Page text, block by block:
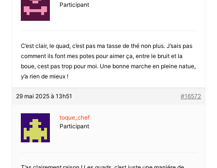
Participant
C’est clair, le quad, c’est pas ma tasse de thé non plus. J’sais pas
comment ils font mes potes pour aimer ça, entre le bruit et la
boue, cest pas trop pour moi. Une bonne marche en pleine natue,
y’a rien de mieux !
29 mai 2025 à 13h51 #16572
toque_chef
Participant